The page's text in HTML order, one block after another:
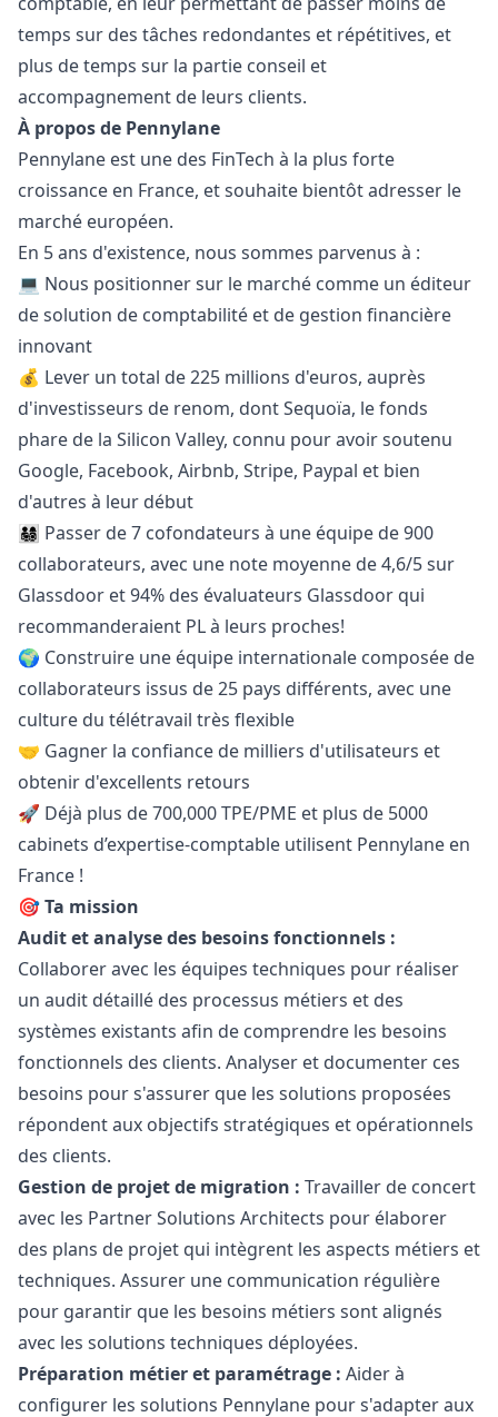
temps sur des tâches redondantes et répétitives, et
plus de temps sur la partie conseil et
accompagnement de leurs clients.
À propos de Pennylane
Pennylane est une des FinTech à la plus forte
croissance en France, et souhaite bientôt adresser le
marché européen.
En 5 ans d'existence, nous sommes parvenus à :
💻 Nous positionner sur le marché comme un éditeur
de solution de comptabilité et de gestion financière
innovant
💰 Lever un total de 225 millions d'euros, auprès
d'investisseurs de renom, dont Sequoïa, le fonds
phare de la Silicon Valley, connu pour avoir soutenu
Google, Facebook, Airbnb, Stripe, Paypal et bien
d'autres à leur début
👨‍👩‍👧‍👦 Passer de 7 cofondateurs à une équipe de 900
collaborateurs, avec une note moyenne de 4,6/5 sur
Glassdoor et 94% des évaluateurs Glassdoor qui
recommanderaient PL à leurs proches!
🌍 Construire une équipe internationale composée de
collaborateurs issus de 25 pays différents, avec une
culture du télétravail très flexible
🤝 Gagner la confiance de milliers d'utilisateurs et
obtenir d'excellents retours
🚀 Déjà plus de 700,000 TPE/PME et plus de 5000
cabinets d’expertise-comptable utilisent Pennylane en
France !
🎯 Ta mission
Audit et analyse des besoins fonctionnels :
Collaborer avec les équipes techniques pour réaliser
un audit détaillé des processus métiers et des
systèmes existants afin de comprendre les besoins
fonctionnels des clients. Analyser et documenter ces
besoins pour s'assurer que les solutions proposées
répondent aux objectifs stratégiques et opérationnels
des clients.
Gestion de projet de migration : Travailler de concert
avec les Partner Solutions Architects pour élaborer
des plans de projet qui intègrent les aspects métiers et
techniques. Assurer une communication régulière
pour garantir que les besoins métiers sont alignés
avec les solutions techniques déployées.
Préparation métier et paramétrage : Aider à
configurer les solutions Pennylane pour s'adapter aux